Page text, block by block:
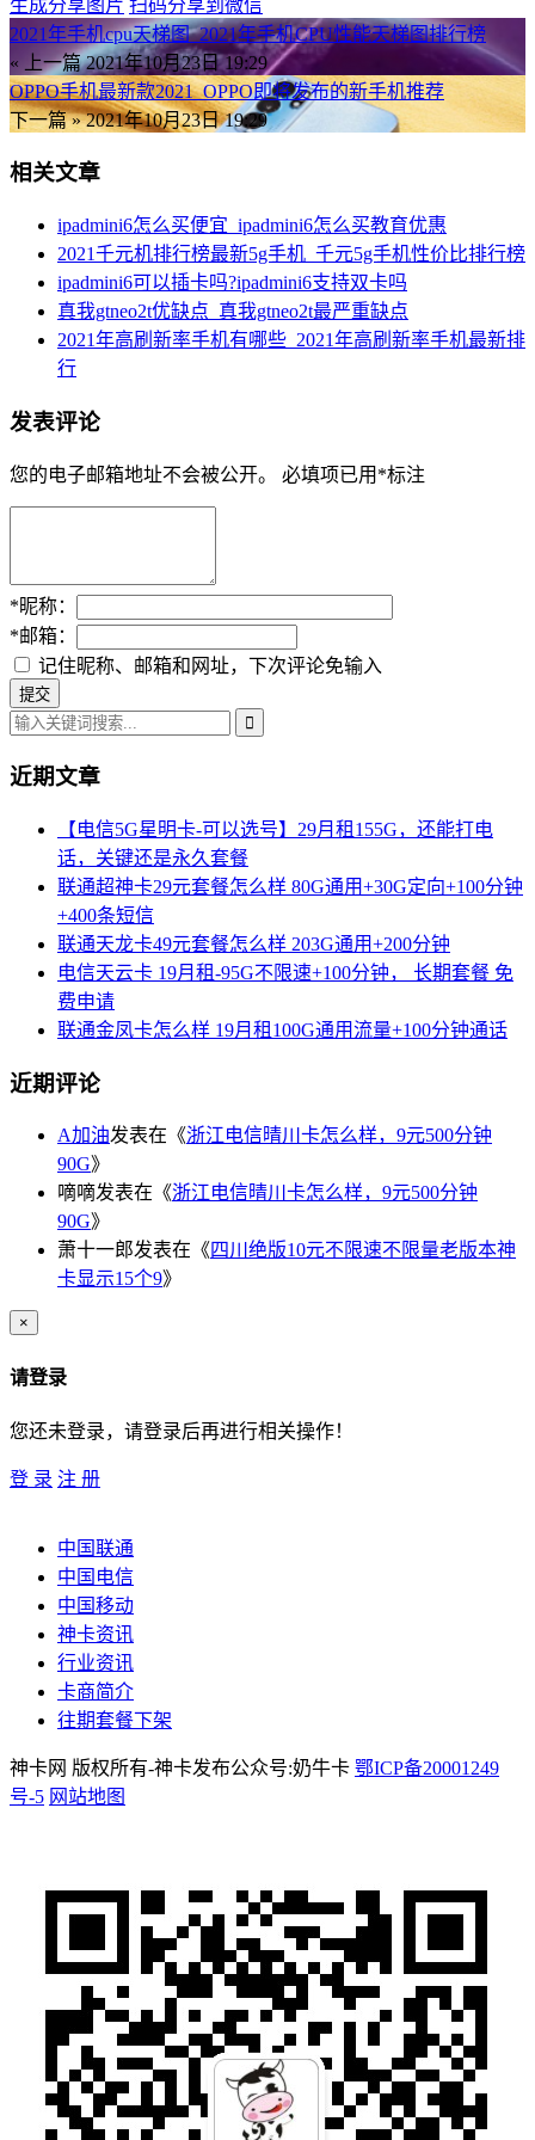
生成分享图片 扫码分享到微信
2021年手机cpu天梯图_2021年手机CPU性能天梯图排行榜
« 上一篇 2021年10月23日 19:29
OPPO手机最新款2021_OPPO即将发布的新手机推荐
下一篇 » 2021年10月23日 19:29
相关文章
ipadmini6怎么买便宜_ipadmini6怎么买教育优惠
2021千元机排行榜最新5g手机_千元5g手机性价比排行榜
ipadmini6可以插卡吗?ipadmini6支持双卡吗
真我gtneo2t优缺点_真我gtneo2t最严重缺点
2021年高刷新率手机有哪些_2021年高刷新率手机最新排
行
发表评论
您的电子邮箱地址不会被公开。 必填项已用 *标注
*昵称：
*邮箱：
记住昵称、邮箱和网址，下次评论免输入
近期文章
【电信5G星明卡-可以选号】29月租155G，还能打电
话，关键还是永久套餐
联通超神卡29元套餐怎么样 80G通用+30G定向+100分钟
+400条短信
联通天龙卡49元套餐怎么样 203G通用+200分钟
电信天云卡 19月租-95G不限速+100分钟， 长期套餐 免
费申请
联通金凤卡怎么样 19月租100G通用流量+100分钟通话
近期评论
A加油发表在《浙江电信晴川卡怎么样，9元500分钟
90G》
嘀嘀发表在《浙江电信晴川卡怎么样，9元500分钟
90G》
萧十一郎发表在《四川绝版10元不限速不限量老版本神
卡显示15个9》
×
请登录
您还未登录，请登录后再进行相关操作！
登 录 注 册
中国联通
中国电信
中国移动
神卡资讯
行业资讯
卡商简介
往期套餐下架
神卡网 版权所有-神卡发布公众号:奶牛卡 鄂ICP备20001249
号-5 网站地图